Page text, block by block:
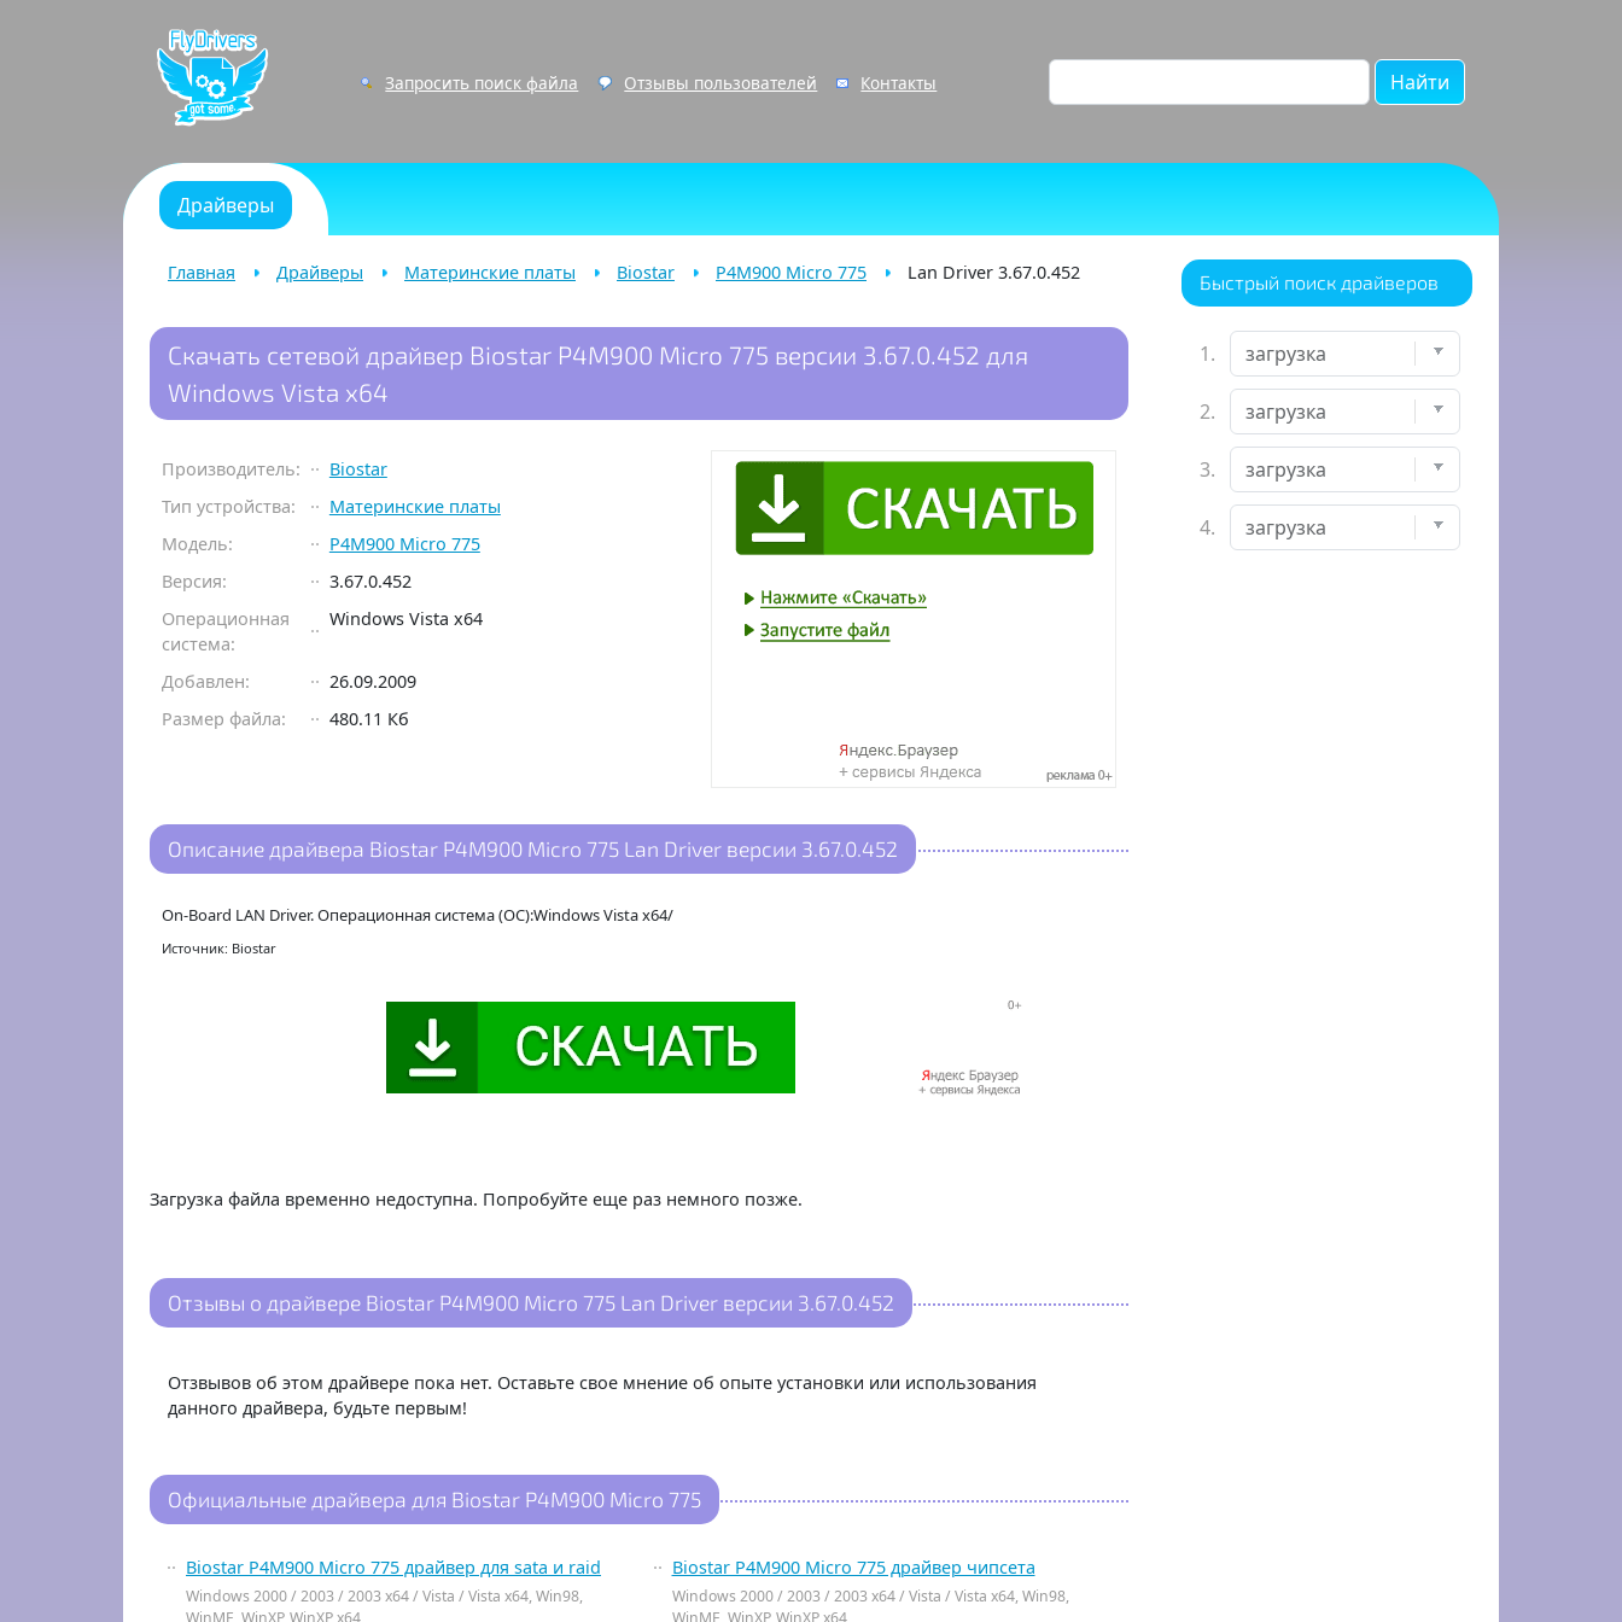
Запросить поиск файла Отзывы пользователей Контакты Найти
Драйверы
Главная Драйверы Материнские платы Biostar P4M900 Micro 775 Lan Driver 3.67.0.452
Скачать сетевой драйвер Biostar P4M900 Micro 775 версии 3.67.0.452 для
Windows Vista x64
Производитель:
Biostar
Тип устройства:
Материнские платы
Модель:
P4M900 Micro 775
Версия:
3.67.0.452
Операционная
система:
Windows Vista x64
Добавлен:
26.09.2009
Размер файла:
480.11 Кб
Описание драйвера Biostar P4M900 Micro 775 Lan Driver версии 3.67.0.452
On-Board LAN Driver. Операционная система (ОС):Windows Vista x64/
Источник: Biostar
Загрузка файла временно недоступна. Попробуйте еще раз немного позже.
Отзывы о драйвере Biostar P4M900 Micro 775 Lan Driver версии 3.67.0.452
Отзвывов об этом драйвере пока нет. Оставьте свое мнение об опыте установки или использования
данного драйвера, будьте первым!
Официальные драйвера для Biostar P4M900 Micro 775
Biostar P4M900 Micro 775 драйвер для sata и raid
Windows 2000 / 2003 / 2003 x64 / Vista / Vista x64, Win98,
WinME, WinXP, WinXP x64
Biostar P4M900 Micro 775 драйвер чипсета
Windows 2000 / 2003 / 2003 x64 / Vista / Vista x64, Win98,
WinME, WinXP, WinXP x64
Быстрый поиск драйверов
1.
2.
3.
4.